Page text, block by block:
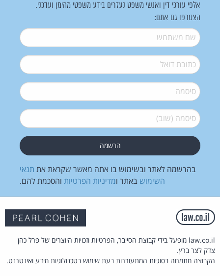
אלפי עורכי דין ואנשי משפט נעזרים בידע משפטי מהימן ועדכני.
הצטרפו גם אתם:
שם משתמש*
דואל*
סיסמה*
סיסמה (שוב)*
בהרשמה לאתר ובשימוש בו אתה מאשר שקראת את תנאי
השימוש באתר ומדיניות הפרטיות והסכמת להם.
law.co.il מופעל בידי קבוצת הסייבר, הפרטיות וזכויות היוצרים של פרל כהן
צדק לצר ברץ.
הקבוצה מתמחה בסוגיות המתעוררות בעת שימוש בטכנולוגיות מידע ואינטרנט.